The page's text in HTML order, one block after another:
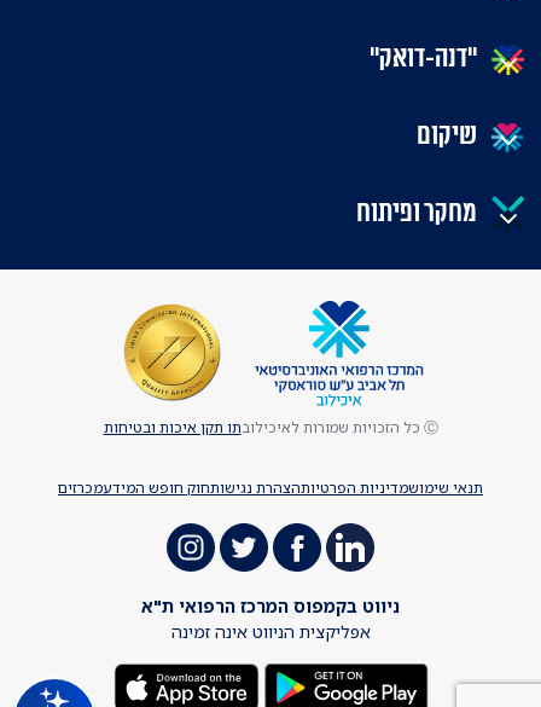
"דנה-דואק"
שיקום
מחקר ופיתוח
תנאי שימושמדיניות הפרטיותהצהרת נגישותחוק חופש המידעמכרזים
Ⓒ כל הזכויות שמורות לאיכילוב תו תקן איכות ובטיחות
ניווט בקמפוס המרכז הרפואי ת"א
אפליקצית הניווט אינה זמינה